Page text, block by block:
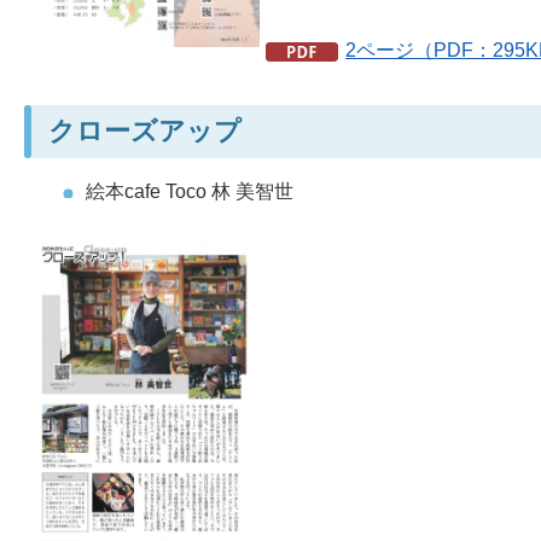
2ページ（PDF：
クローズアップ
絵本cafe Toco 林 美智世